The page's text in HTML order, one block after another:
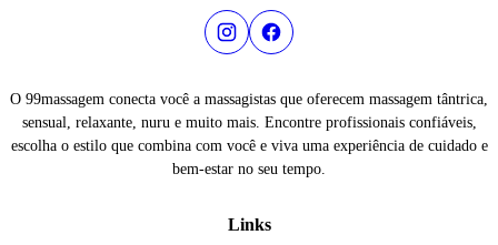
O 99massagem conecta você a massagistas que oferecem massagem tântrica,
sensual, relaxante, nuru e muito mais. Encontre profissionais confiáveis,
escolha o estilo que combina com você e viva uma experiência de cuidado e
bem-estar no seu tempo.
Links